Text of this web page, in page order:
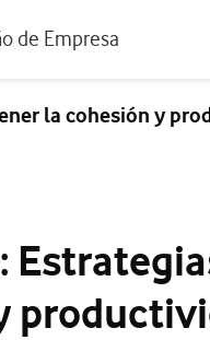
de Empresa
la cohesión y